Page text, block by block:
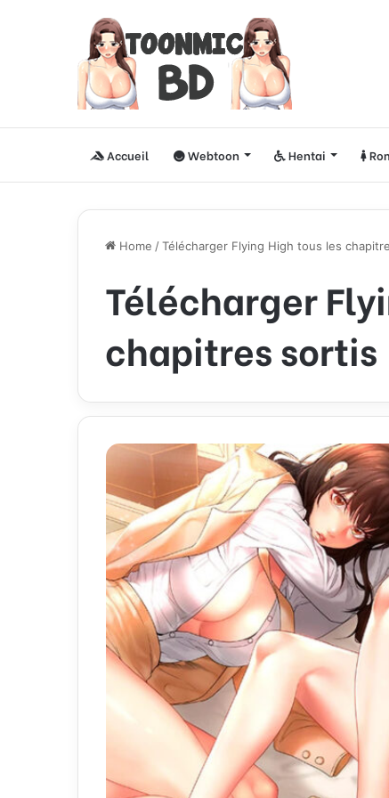
Accueil Webtoon Hentai
Home /Télécharger Flying High tous les
Télécharger
chapitres sortis